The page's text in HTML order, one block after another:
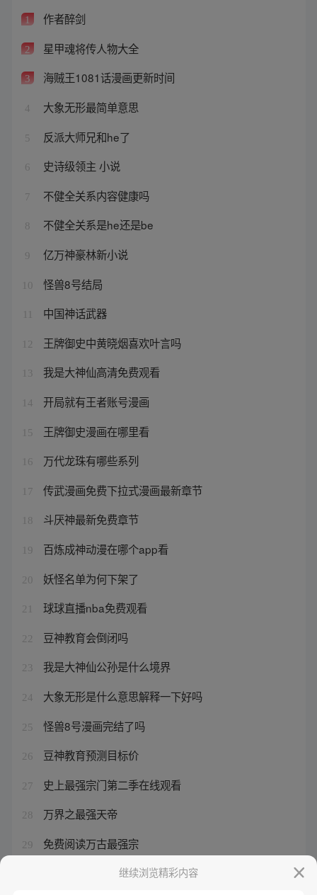
1 作者醉剑
2 星甲魂将传人物大全
3 海贼王1081话漫画更新时间
4 大象无形最简单意思
5 反派大师兄和he了
6 史诗级领主 小说
7 不健全关系内容健康吗
8 不健全关系是he还是be
9 亿万神豪林新小说
10 怪兽8号结局
中国神话武器
12 王牌御史中黄晓烟喜欢叶言吗
13 我是大神仙高清免费观看
14 开局就有王者账号漫画
15 王牌御史漫画在哪里看
16 万代龙珠有哪些系列
17 传武漫画免费下拉式漫画最新章节
18 斗厌神最新免费章节
19 百炼成神动漫在哪个app看
20 妖怪名单为何下架了
21 球球直播nba免费观看
22 豆神教育会倒闭吗
23 我是大神仙公孙是什么境界
24 大象无形是什么意思解释一下好吗
25 怪兽8号漫画完结了吗
26 豆神教育预测目标价
27 史上最强宗门第二季在线观看
28 万界之最强天帝
29 免费阅读万古最强宗
不健全关系最后在一起了吗
继续浏览精彩内容